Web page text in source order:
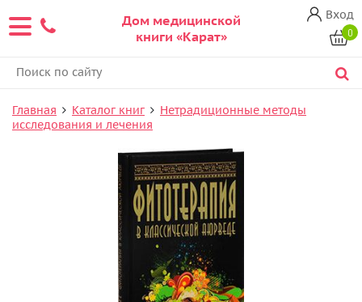
Дом медицинской
книги «Карат»
Вход
0
Главная Каталог книг
Нетрадиционные методы
исследования и лечения